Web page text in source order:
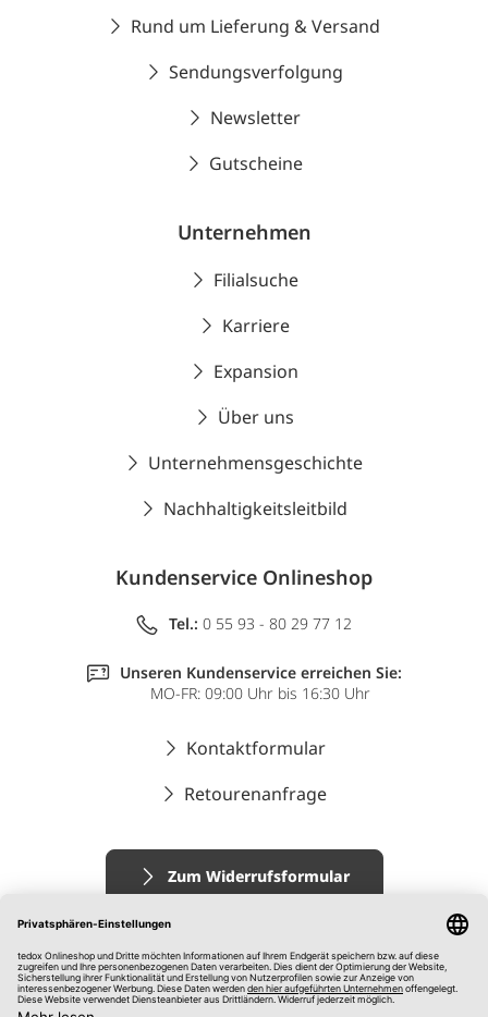
Rund um Lieferung & Versand
Sendungsverfolgung
Newsletter
Gutscheine
Unternehmen
Filialsuche
Karriere
Expansion
Über uns
Unternehmensgeschichte
Nachhaltigkeitsleitbild
Kundenservice Onlineshop
Tel.: 0 55 93 - 80 29 77 12
Unseren Kundenservice erreichen Sie:
MO-FR: 09:00 Uhr bis 16:30 Uhr
Kontaktformular
Retourenanfrage
Zum Widerrufsformular
Impressum
AGB